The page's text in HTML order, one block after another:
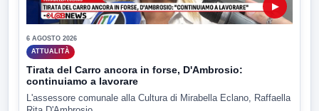
▶
6 AGOSTO 2026
ATTUALITÀ
Tirata del Carro ancora in forse, D'Ambrosio:
continuiamo a lavorare
L'assessore comunale alla Cultura di Mirabella Eclano, Raffaella